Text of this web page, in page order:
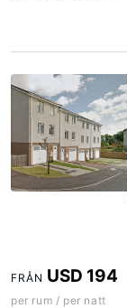
FRÅN USD 194
per rum / per natt